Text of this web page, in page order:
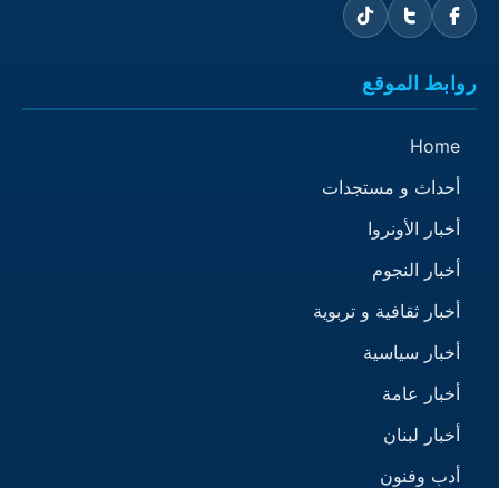
روابط الموقع
Home
أحداث و مستجدات
أخبار الأونروا
أخبار النجوم
أخبار ثقافية و تربوية
أخبار سياسية
أخبار عامة
أخبار لبنان
أدب وفنون